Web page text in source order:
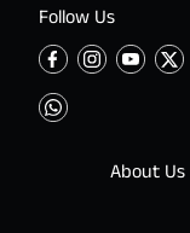
Follow Us
About Us